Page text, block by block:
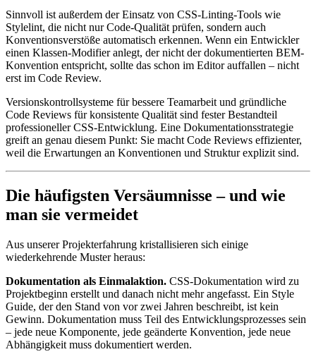
Sinnvoll ist außerdem der Einsatz von CSS-Linting-Tools wie
Stylelint, die nicht nur Code-Qualität prüfen, sondern auch
Konventionsverstöße automatisch erkennen. Wenn ein Entwickler
einen Klassen-Modifier anlegt, der nicht der dokumentierten BEM-
Konvention entspricht, sollte das schon im Editor auffallen – nicht
erst im Code Review.
Versionskontrollsysteme für bessere Teamarbeit und gründliche
Code Reviews für konsistente Qualität sind fester Bestandteil
professioneller CSS-Entwicklung. Eine Dokumentationsstrategie
greift an genau diesem Punkt: Sie macht Code Reviews effizienter,
weil die Erwartungen an Konventionen und Struktur explizit sind.
Die häufigsten Versäumnisse – und wie
man sie vermeidet
Aus unserer Projekterfahrung kristallisieren sich einige
wiederkehrende Muster heraus:
Dokumentation als Einmalaktion. CSS-Dokumentation wird zu
Projektbeginn erstellt und danach nicht mehr angefasst. Ein Style
Guide, der den Stand von vor zwei Jahren beschreibt, ist kein
Gewinn. Dokumentation muss Teil des Entwicklungsprozesses sein
– jede neue Komponente, jede geänderte Konvention, jede neue
Abhängigkeit muss dokumentiert werden.